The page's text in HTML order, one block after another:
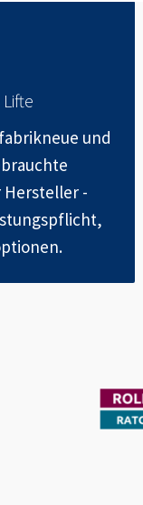
und
-